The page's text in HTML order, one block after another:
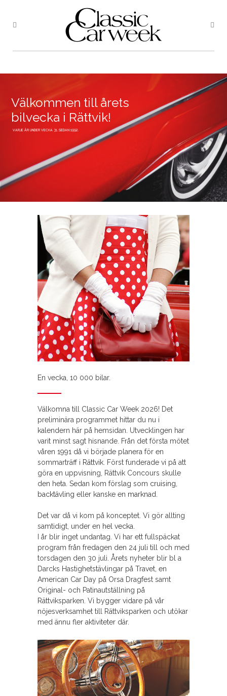
Välkommen till årets
bilvecka i Rättvik!
VARJE ÅR UNDER VECKA 31. SEDAN 1992.
En vecka, 10 000 bilar.
Välkomna till Classic Car Week 2026! Det
preliminära programmet hittar du nu i
kalendern här på hemsidan. Utvecklingen har
varit minst sagt hisnande. Från det första mötet
våren 1991 då vi började planera för en
sommarträff i Rättvik. Först funderade vi på att
göra en uppvisning, Rättvik Concours skulle
den heta. Sedan kom förslag som cruising,
backtävling eller kanske en marknad.
Det var då vi kom på konceptet. Vi gör allting
samtidigt, under en hel vecka.
I år blir inget undantag. Vi har ett fullspäckat
program från fredagen den 24 juli till och med
torsdagen den 30 juli. Årets nyheter blir bl a
Darcks Hastighetstävlingar på Travet, en
American Car Day på Orsa Dragfest samt
Original- och Patinautställning på
Rättviksparken. Vi bygger vidare på vår
nöjesverksamhet till Rättviksparken och utökar
med ännu fler aktiviteter där.